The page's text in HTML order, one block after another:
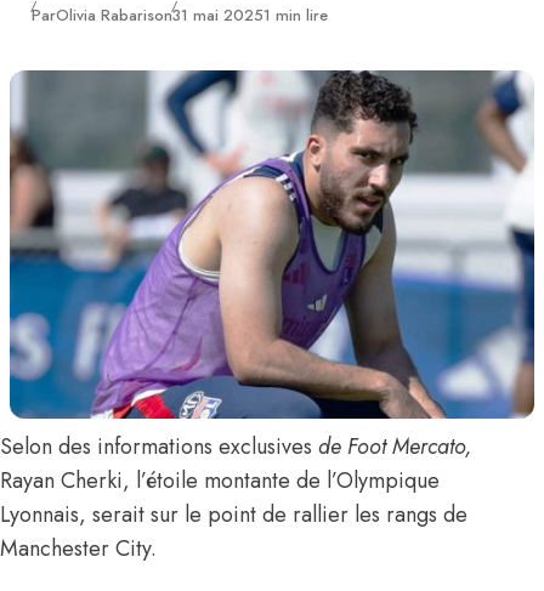
ParOlivia RabarisonPublié
31 mai 20251 min lire
Selon des informations exclusives de Foot Mercato,
Rayan Cherki, l’étoile montante de l’Olympique
Lyonnais, serait sur le point de rallier les rangs de
Manchester City.